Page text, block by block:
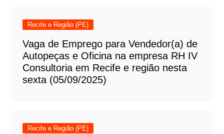
Recife e Região (PE)
Vaga de Emprego para Vendedor(a) de
Autopeças e Oficina na empresa RH IV
Consultoria em Recife e região nesta
sexta (05/09/2025)
Recife e Região (PE)